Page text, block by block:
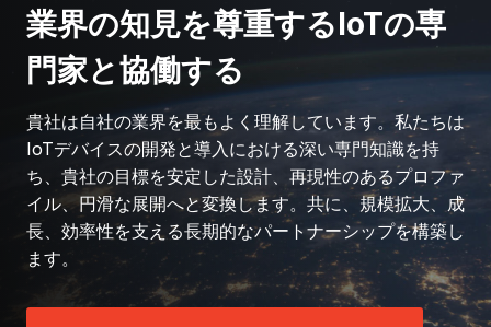
業界の知見を尊重するIoTの専
門家と協働する
貴社は自社の業界を最もよく理解しています。私たちは
IoTデバイスの開発と導入における深い専門知識を持
ち、貴社の目標を安定した設計、再現性のあるプロファ
イル、円滑な展開へと変換します。共に、規模拡大、成
長、効率性を支える長期的なパートナーシップを構築し
ます。